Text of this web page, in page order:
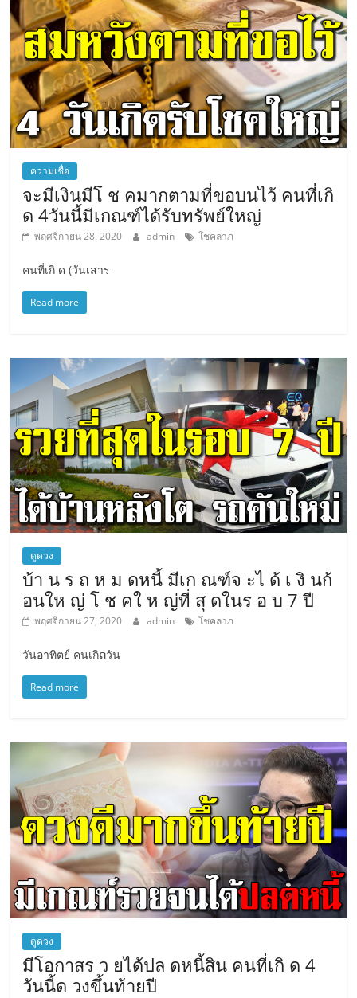
ความเชื่อ
จะมีเงินมีโ ช คมากตามที่ขอบนไว้ คนที่เกิ
ด 4วันนี้มีเกณฑ์ได้รับทรัพย์ใหญ่
พฤศจิกายน 28, 2020 admin โชคลาภ
คนที่เกิ ด (วัน​เสาร
Read more
ดูดวง
บ้า น ร ถ ห ม ดหนี้ มีเก ณฑ์จ ะไ ด้ เ งิ นก้
อนให ญ่ โ ช คใ ห ญ่ที่ สุ ดในร อ บ 7 ปี
พฤศจิกายน 27, 2020 admin โชคลาภ
วันอาทิตย์ คนเกิດวัน
Read more
ดูดวง
มีโอกาสร ว ยได้ปล ดหนี้สิน คนที่เกิ ด 4
วันนี้ด วงขึ้นท้ายปี